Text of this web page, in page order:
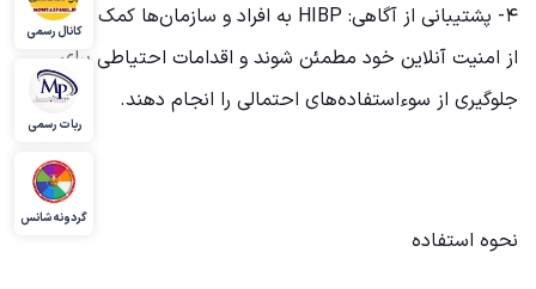
۴- پشتیبانی از آگاهی: HIBP به افراد و سازمان‌ها کمک می‌کند تا
از امنیت آنلاین خود مطمئن شوند و اقدامات احتیاطی برای
جلوگیری از سوءاستفاده‌های احتمالی را انجام دهند.
نحوه استفاده
کانال رسمی
ربات رسمی
گردونه شانس